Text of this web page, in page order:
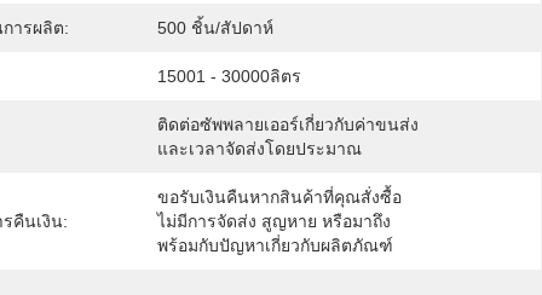
ารผลิต: 500 ชิ้น/สัปดาห์
15001 - 30000ลิตร
ติดต่อซัพพลายเออร์เกี่ยวกับค่าขนส่ง
และเวลาจัดส่งโดยประมาณ
คืนเงิน:
ขอรับเงินคืนหากสินค้าที่คุณสั่งซื้อ
ไม่มีการจัดส่ง สูญหาย หรือมาถึง
พร้อมกับปัญหาเกี่ยวกับผลิตภัณฑ์